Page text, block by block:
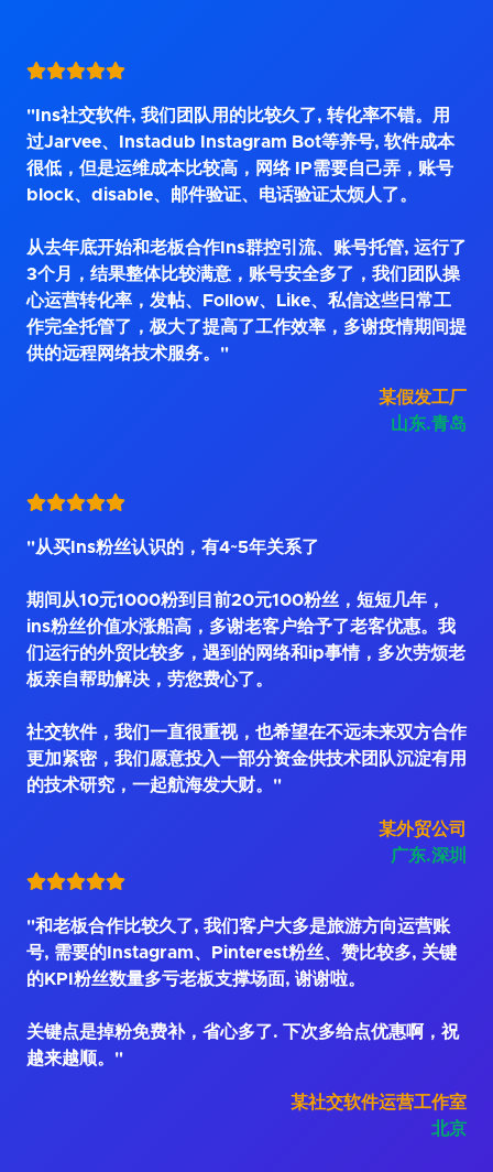
"Ins社交软件, 我们团队用的比较久了, 转化率不错。用
过Jarvee、Instadub Instagram Bot等养号, 软件成本
很低，但是运维成本比较高，网络 IP需要自己弄，账号
block、disable、邮件验证、电话验证太烦人了。
从去年底开始和老板合作Ins群控引流、账号托管, 运行了
3个月，结果整体比较满意，账号安全多了，我们团队操
心运营转化率，发帖、Follow、Like、私信这些日常工
作完全托管了，极大了提高了工作效率，多谢疫情期间提
供的远程网络技术服务。"
某假发工厂
山东.青岛
"从买Ins粉丝认识的，有4~5年关系了
期间从10元1000粉到目前20元100粉丝，短短几年，
ins粉丝价值水涨船高，多谢老客户给予了老客优惠。我
们运行的外贸比较多，遇到的网络和ip事情，多次劳烦老
板亲自帮助解决，劳您费心了。
社交软件，我们一直很重视，也希望在不远未来双方合作
更加紧密，我们愿意投入一部分资金供技术团队沉淀有用
的技术研究，一起航海发大财。"
某外贸公司
广东.深圳
"和老板合作比较久了, 我们客户大多是旅游方向运营账
号, 需要的Instagram、Pinterest粉丝、赞比较多, 关键
的KPI粉丝数量多亏老板支撑场面, 谢谢啦。
关键点是掉粉免费补，省心多了. 下次多给点优惠啊，祝
越来越顺。"
某社交软件运营工作室
北京